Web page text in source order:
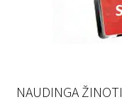
NAUDINGA ŽINOTI